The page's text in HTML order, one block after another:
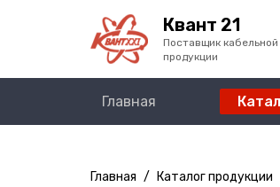
Квант 21
Поставщик кабельной
продукции
Главная
Главная / Каталог продукции